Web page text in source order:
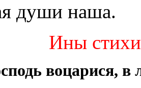
души наша.
Ины
воцарися, в